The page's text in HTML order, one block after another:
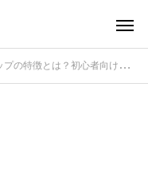
とは？初心者向けに押さえておきたいコツ